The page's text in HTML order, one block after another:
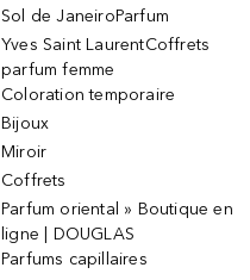
Sol de JaneiroParfum
Yves Saint LaurentCoffrets
parfum femme
Coloration temporaire
Bijoux
Miroir
Coffrets
Parfum oriental » Boutique en
ligne | DOUGLAS
Parfums capillaires